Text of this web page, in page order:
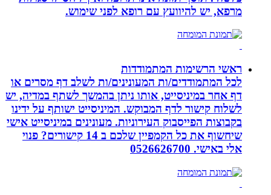
מרפא, יש להיוועץ עם רופא לפני שימוש.
ראשי הרשימות המתמודדות
לכל המתמודדים/ות המעונינים/ות לשלב דף מסרים או
דף אחר במיניסייט, אותו ניתן בהמשך לשתף במדיה, יש
לשלוח קישור לדף המבוקש. המיניסייט ישותף על ידינו
בקבוצות הפייסבוק העירוניות. מעונינים במיניסייט אישי
שיחשוף את כל הקמפיין שלכם ב 14 קישורים? פנוי
אלי באישי. 0526626700